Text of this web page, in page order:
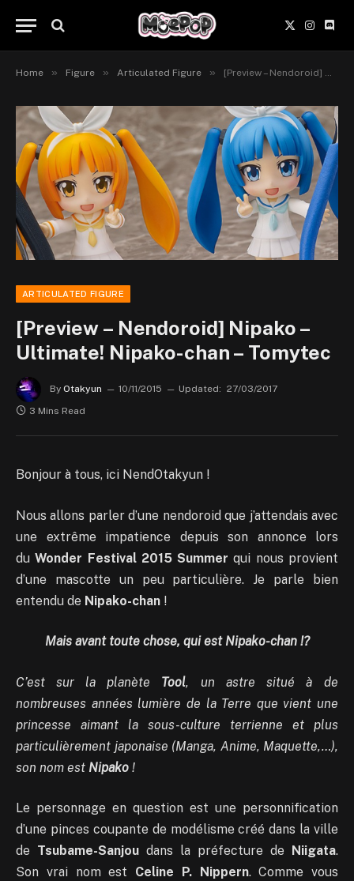
X
(Twitter)
Home » Figure » Articulated Figure » [Preview – Nendoroid] Nipako – Ultimate! Nipako-chan – Tomytec
ARTICULATED FIGURE
[Preview – Nendoroid] Nipako –
Ultimate! Nipako-chan – Tomytec
By Otakyun 10/11/2015 Updated: 27/03/2017
3 Mins Read
Bonjour à tous, ici NendOtakyun !
Nous allons parler d’une nendoroid que j’attendais avec
une extrême impatience depuis son annonce lors
duWonder Festival 2015 Summerqui nous provient
d’une mascotte un peu particulière. Je parle bien
entendu de Nipako-chan !
Mais avant toute chose, qui est Nipako-chan !?
C’est sur la planète Tool, un astre situé à de
nombreuses années lumière de la Terre que vient une
princesse aimant la sous-culture terrienne et plus
particulièrement japonaise (Manga, Anime, Maquette,…),
son nom est Nipako !
Le personnage en question est une personnification
d’une pinces coupante de modélisme créé dans la ville
de Tsubame-Sanjou dans la préfecture de Niigata.
Son vrai nom est Celine P. Nippern. Comme vous